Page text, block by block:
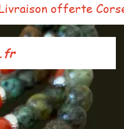
offerte Corse